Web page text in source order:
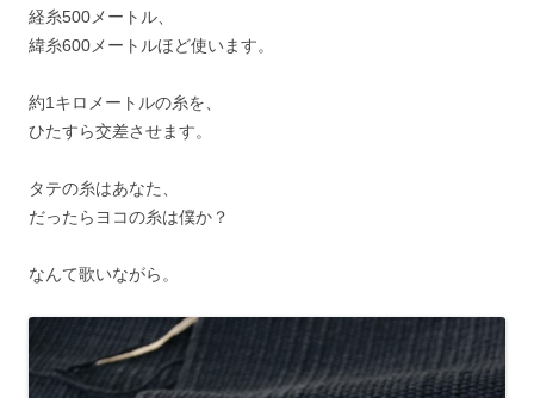
経糸500メートル、
緯糸600メートルほど使います。
約1キロメートルの糸を、
ひたすら交差させます。
タテの糸はあなた、
だったらヨコの糸は僕か？
なんて歌いながら。